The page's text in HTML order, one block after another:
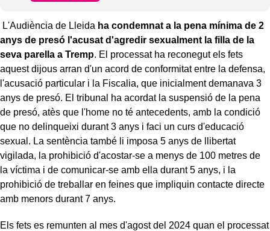
L'Audiència de Lleida ha condemnat a la pena mínima de 2
anys de presó l'acusat d'agredir sexualment la filla de la
seva parella a Tremp. El processat ha reconegut els fets
aquest dijous arran d'un acord de conformitat entre la defensa,
l'acusació particular i la Fiscalia, que inicialment demanava 3
anys de presó. El tribunal ha acordat la suspensió de la pena
de presó, atès que l'home no té antecedents, amb la condició
que no delinqueixi durant 3 anys i faci un curs d'educació
sexual. La sentència també li imposa 5 anys de llibertat
vigilada, la prohibició d'acostar-se a menys de 100 metres de
la víctima i de comunicar-se amb ella durant 5 anys, i la
prohibició de treballar en feines que impliquin contacte directe
amb menors durant 7 anys.
Els fets es remunten al mes d'agost del 2024 quan el processat